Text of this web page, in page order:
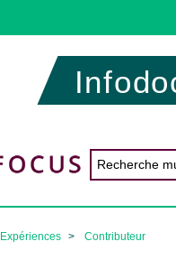
Expériences Contributeur